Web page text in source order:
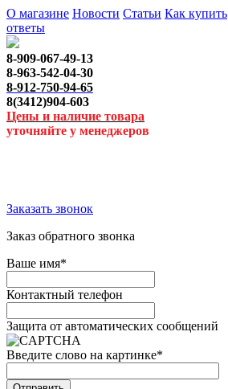
О магазине Новости Статьи Как купить
ответы
8-909-067-49-13
8-963-542-04-30
8-912-750-94-65
8(3412)904-603
Цены и наличие товара
уточняйте у менеджеров
Заказать звонок
Заказ обратного звонка
Ваше имя*
Контактный телефон
Защита от автоматических сообщений
Введите слово на картинке*